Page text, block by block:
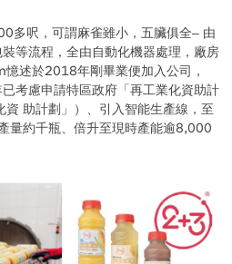
多呎，可謂麻雀雖小，五臟俱全‒ 由
等流程，全由自動化機器處理，廠房
述於2018年剛畢業便加入公司，
考慮申請特區政府「再工業化資助計
助計劃」）、引入智能生產線，至
量約千瓶、倍升至現時產能逾8,000